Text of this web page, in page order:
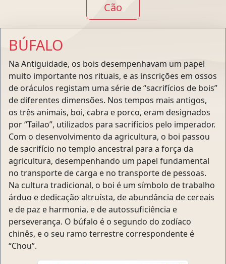
Cão
BÚFALO
Na Antiguidade, os bois desempenhavam um papel
muito importante nos rituais, e as inscrições em ossos
de oráculos registam uma série de “sacrifícios de bois”
de diferentes dimensões. Nos tempos mais antigos,
os três animais, boi, cabra e porco, eram designados
por “Tailao”, utilizados para sacrifícios pelo imperador.
Com o desenvolvimento da agricultura, o boi passou
de sacrifício no templo ancestral para a força da
agricultura, desempenhando um papel fundamental
no transporte de carga e no transporte de pessoas.
Na cultura tradicional, o boi é um símbolo de trabalho
árduo e dedicação altruísta, de abundância de cereais
e de paz e harmonia, e de autossuficiência e
perseverança. O búfalo é o segundo do zodíaco
chinês, e o seu ramo terrestre correspondente é
“Chou”.